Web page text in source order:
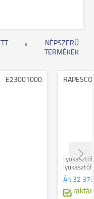
NÉPSZERŰ
TERMÉKEK
E23001000 RAPESCO
Ár: 32